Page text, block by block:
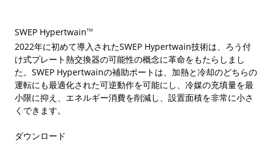
SWEP HypertwainTM
2022年に初めて導入されたSWEP Hypertwain技術は、ろう付
け式プレート熱交換器の可能性の概念に革命をもたらしまし
た。SWEP Hypertwainの補助ポートは、加熱と冷却のどちらの
運転にも最適化された可逆動作を可能にし、冷媒の充填量を最
小限に抑え、エネルギー消費を削減し、設置面積を非常に小さ
くできます。
ダウンロード